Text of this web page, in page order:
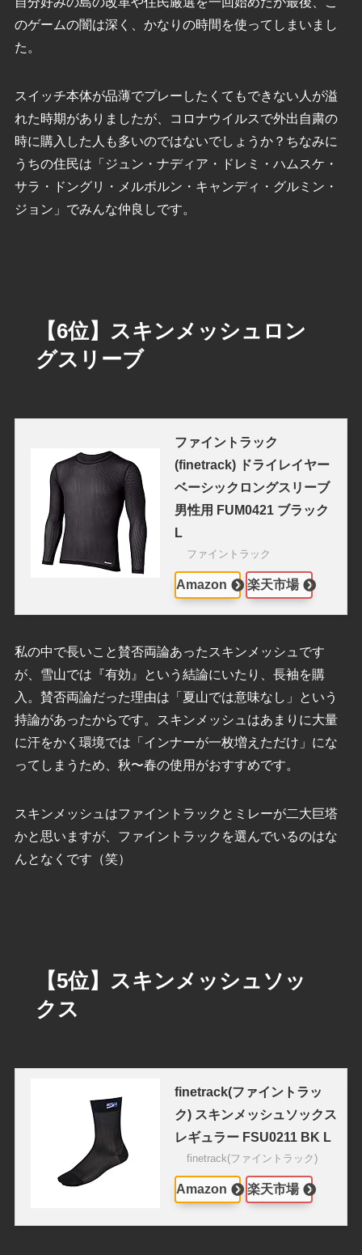
のゲームの闇は深く、かなりの時間を使ってしまいまし
た。
スイッチ本体が品薄でプレーしたくてもできない人が溢
れた時期がありましたが、コロナウイルスで外出自粛の
時に購入した人も多いのではないでしょうか？ちなみに
うちの住民は「ジュン・ナディア・ドレミ・ハムスケ・
サラ・ドングリ・メルボルン・キャンディ・グルミン・
ジョン」でみんな仲良しです。
【6位】スキンメッシュロン
グスリーブ
ファイントラック
(finetrack) ドライレイヤー
ベーシックロングスリーブ
男性用 FUM0421 ブラック
L
ファイントラック
Amazon 楽天市場
私の中で長いこと賛否両論あったスキンメッシュです
が、雪山では『有効』という結論にいたり、長袖を購
入。賛否両論だった理由は「夏山では意味なし」という
持論があったからです。スキンメッシュはあまりに大量
に汗をかく環境では「インナーが一枚増えただけ」にな
ってしまうため、秋〜春の使用がおすすめです。
スキンメッシュはファイントラックとミレーが二大巨塔
かと思いますが、ファイントラックを選んでいるのはな
んとなくです（笑）
【5位】スキンメッシュソッ
クス
finetrack(ファイントラッ
ク) スキンメッシュソックス
レギュラー FSU0211 BK L
finetrack(ファイントラック)
Amazon 楽天市場